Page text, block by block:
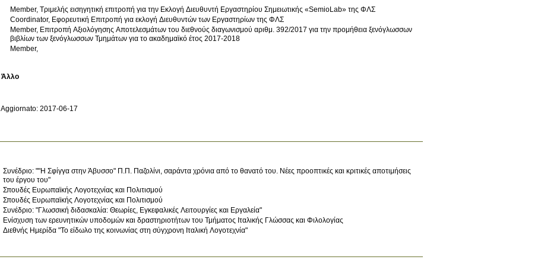
Member, Τριμελής εισηγητική επιτροπή για την Εκλογή Διευθυντή Εργαστηρίου Σημειωτικής «SemioLab» της ΦΛΣ
Coordinator, Εφορευτική Επιτροπή για εκλογή Διευθυντών των Εργαστηρίων της ΦΛΣ
Member, Επιτροπή Αξιολόγησης Αποτελεσμάτων του διεθνούς διαγωνισμού αριθμ. 392/2017 για την προμήθεια ξενόγλωσσων
βιβλίων των ξενόγλωσσων Τμημάτων για το ακαδημαϊκό έτος 2017-2018
Member,
Άλλο
Aggiornato: 2017-06-17
Συνέδριο: ""Η Σφίγγα στην Άβυσσο" Π.Π. Παζολίνι, σαράντα χρόνια από το θανατό του. Νέες προοπτικές και κριτικές αποτιμήσεις
του έργου του"
Σπουδές Ευρωπαϊκής Λογοτεχνίας και Πολιτισμού
Σπουδές Ευρωπαϊκής Λογοτεχνίας και Πολιτισμού
Συνέδριο: "Γλωσσική διδασκαλία: Θεωρίες, Εγκεφαλικές Λειτουργίες και Εργαλεία"
Ενίσχυση των ερευνητικών υποδομών και δραστηριοτήτων του Τμήματος Ιταλικής Γλώσσας και Φιλολογίας
Διεθνής Ημερίδα "Το είδωλο της κοινωνίας στη σύγχρονη Ιταλική Λογοτεχνία"